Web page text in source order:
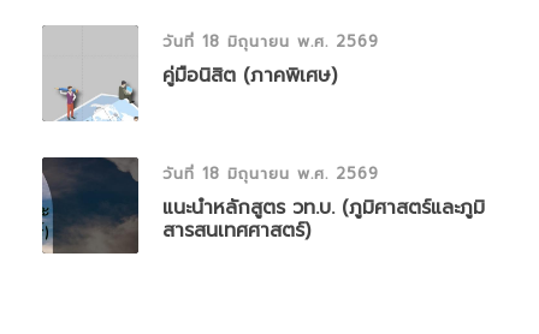
วันที่ 18 มิถุนายน พ.ศ. 2569
คู่มือนิสิต (ภาคพิเศษ)
วันที่ 18 มิถุนายน พ.ศ. 2569
แนะนำหลักสูตร วท.บ. (ภูมิศาสตร์และภูมิ
สารสนเทศศาสตร์)